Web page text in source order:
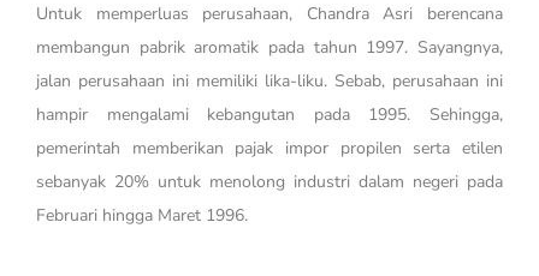
Untuk memperluas perusahaan, Chandra Asri berencana
membangun pabrik aromatik pada tahun 1997. Sayangnya,
jalan perusahaan ini memiliki lika-liku. Sebab, perusahaan ini
hampir mengalami kebangutan pada 1995. Sehingga,
pemerintah memberikan pajak impor propilen serta etilen
sebanyak 20% untuk menolong industri dalam negeri pada
Februari hingga Maret 1996.